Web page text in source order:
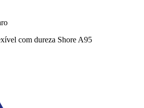
com dureza Shore A95